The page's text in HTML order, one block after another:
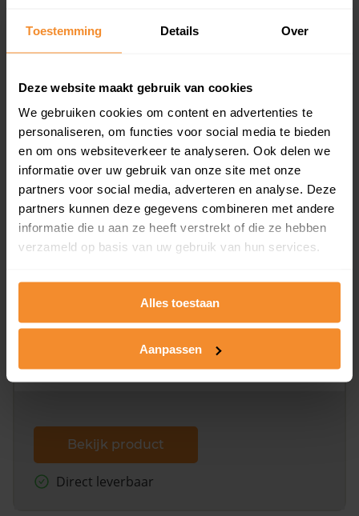
Toestemming Details Over
Deze website maakt gebruik van cookies
We gebruiken cookies om content en advertenties te
personaliseren, om functies voor social media te bieden
en om ons websiteverkeer te analyseren. Ook delen we
informatie over uw gebruik van onze site met onze
partners voor social media, adverteren en analyse. Deze
partners kunnen deze gegevens combineren met andere
informatie die u aan ze heeft verstrekt of die ze hebben
verzameld op basis van uw gebruik van hun services.
Alles toestaan
Aanpassen
en koopdatum) binnen een postcodegebied. Dit
koopsommen.
Bekijk product
Direct leverbaar
Kadastrale kaart pakket
Alleen globale ligging perceel
omliggende percelen met de kadastrale erfgrenzen,
Bekijk product
Direct leverbaar